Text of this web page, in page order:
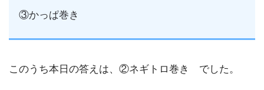
③かっぱ巻き
このうち本日の答えは、②ネギトロ巻き でした。